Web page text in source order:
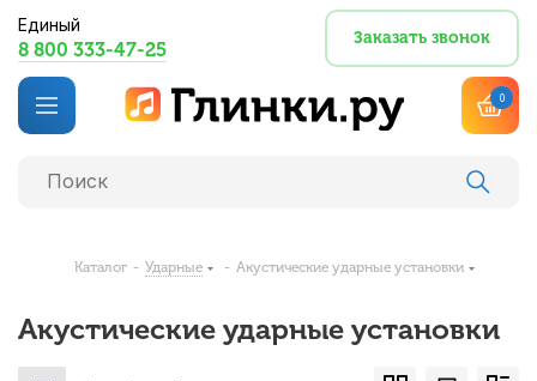
Единый
8 800 333-47-25
Заказать звонок
0
Каталог - Ударные - Акустические ударные установки
Акустические ударные установки